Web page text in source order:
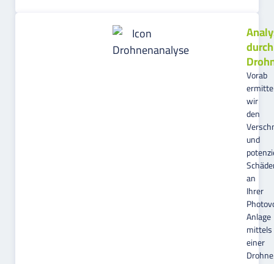
durch
Vorab
wir
den
und
an
Ihrer
Anlage
mittels
einer